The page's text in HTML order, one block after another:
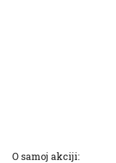
O samoj akciji: